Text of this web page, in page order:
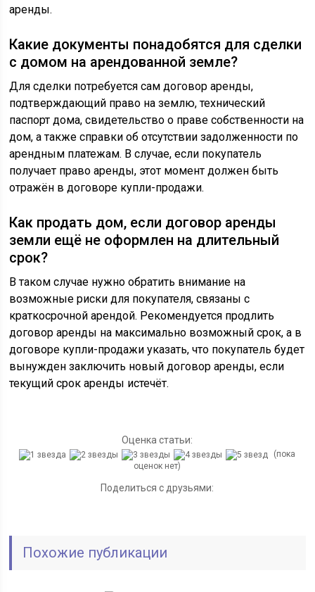
аренды.
Какие документы понадобятся для сделки
с домом на арендованной земле?
Для сделки потребуется сам договор аренды,
подтверждающий право на землю, технический
паспорт дома, свидетельство о праве собственности на
дом, а также справки об отсутствии задолженности по
арендным платежам. В случае, если покупатель
получает право аренды, этот момент должен быть
отражён в договоре купли-продажи.
Как продать дом, если договор аренды
земли ещё не оформлен на длительный
срок?
В таком случае нужно обратить внимание на
возможные риски для покупателя, связаны с
краткосрочной арендой. Рекомендуется продлить
договор аренды на максимально возможный срок, а в
договоре купли-продажи указать, что покупатель будет
вынужден заключить новый договор аренды, если
текущий срок аренды истечёт.
Оценка статьи:
(пока
оценок нет)
Поделиться с друзьями:
Похожие публикации